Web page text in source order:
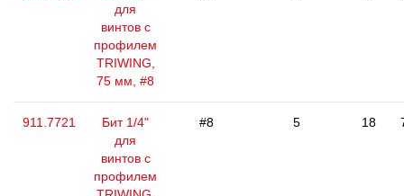
для
винтов с
профилем
TRIWING,
75 мм, #8
911.7721
Бит 1/4"
для
винтов с
профилем
#8 5 18